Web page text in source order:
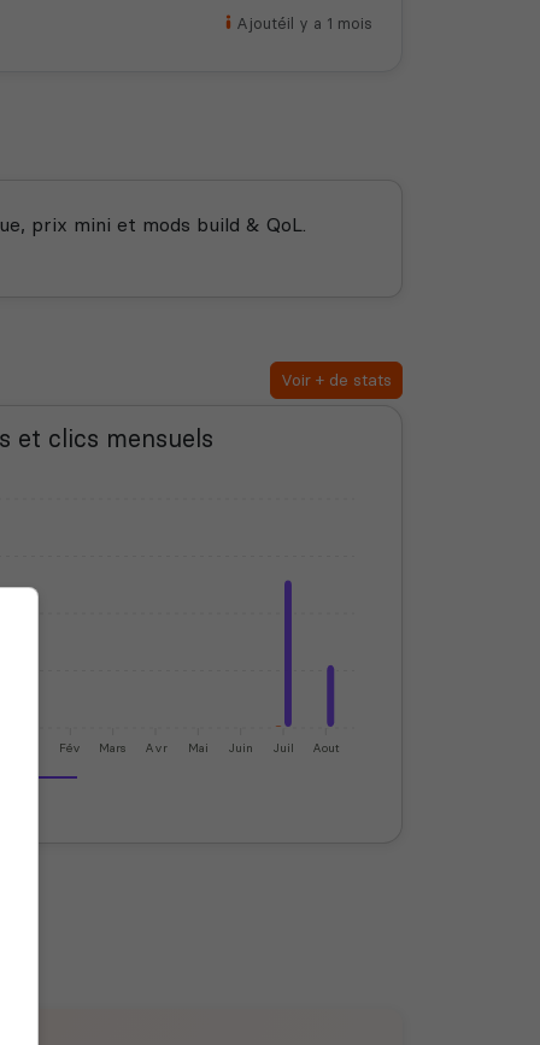
Ajoutéil y a 1 mois
prix mini et mods build & QoL.
Voir + de stats
et clics mensuels
Fév Mars Avr Mai Juin Juil Aout